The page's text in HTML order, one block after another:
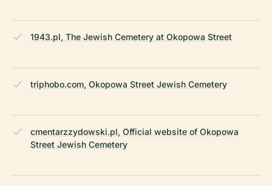
1943.pl, The Jewish Cemetery at Okopowa Street
triphobo.com, Okopowa Street Jewish Cemetery
cmentarzzydowski.pl, Official website of Okopowa
Street Jewish Cemetery